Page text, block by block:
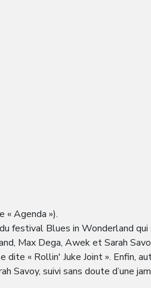
« Agenda »).
festival Blues in Wonderland
Max Dega, Awek et Sarah
« Rollin' Juke Joint ». Enfin,
Savoy, suivi sans doute d’une